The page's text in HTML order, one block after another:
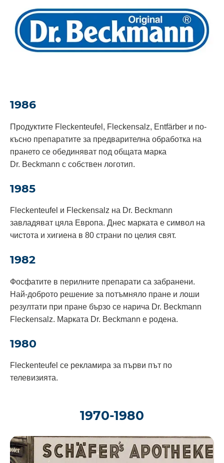
1986
Продуктите Fleckenteufel, Fleckensalz, Entfärber и по-
късно препаратите за предварителна обработка на
прането се обединяват под общата марка
Dr. Beckmann с собствен логотип.
1985
Fleckenteufel и Fleckensalz на Dr. Beckmann
завладяват цяла Европа. Днес марката е символ на
чистота и хигиена в 80 страни по целия свят.
1982
Фосфатите в перилните препарати са забранени.
Най-доброто решение за потъмняло пране и лоши
резултати при пране бързо се нарича Dr. Beckmann
Fleckensalz. Марката Dr. Beckmann е родена.
1980
Fleckenteufel се рекламира за първи път по
телевизията.
1970-1980